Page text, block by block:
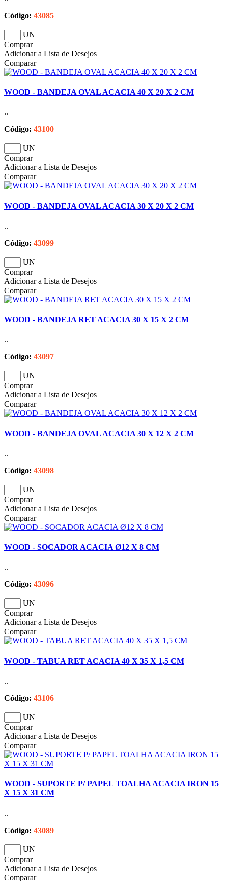
Código: 43085
UN
Comprar
Adicionar a Lista de Desejos
Comparar
WOOD - BANDEJA OVAL ACACIA 40 X 20 X 2 CM
..
Código: 43100
UN
Comprar
Adicionar a Lista de Desejos
Comparar
WOOD - BANDEJA OVAL ACACIA 30 X 20 X 2 CM
..
Código: 43099
UN
Comprar
Adicionar a Lista de Desejos
Comparar
WOOD - BANDEJA RET ACACIA 30 X 15 X 2 CM
..
Código: 43097
UN
Comprar
Adicionar a Lista de Desejos
Comparar
WOOD - BANDEJA OVAL ACACIA 30 X 12 X 2 CM
..
Código: 43098
UN
Comprar
Adicionar a Lista de Desejos
Comparar
WOOD - SOCADOR ACACIA Ø12 X 8 CM
..
Código: 43096
UN
Comprar
Adicionar a Lista de Desejos
Comparar
WOOD - TABUA RET ACACIA 40 X 35 X 1,5 CM
..
Código: 43106
UN
Comprar
Adicionar a Lista de Desejos
Comparar
WOOD - SUPORTE P/ PAPEL TOALHA ACACIA IRON 15
X 15 X 31 CM
..
Código: 43089
UN
Comprar
Adicionar a Lista de Desejos
Comparar